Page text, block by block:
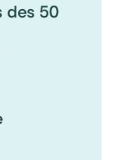
des 50